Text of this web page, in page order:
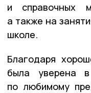
и справочных
а также на
школе.
Благодаря
была уверена
по любимому